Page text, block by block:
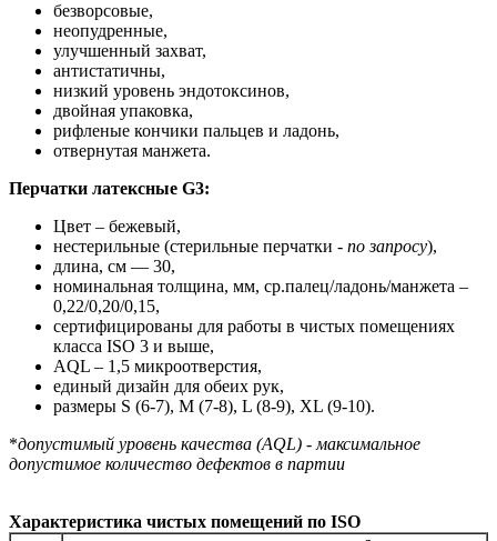
безворсовые,
неопудренные,
улучшенный захват,
антистатичны,
низкий уровень эндотоксинов,
двойная упаковка,
рифленые кончики пальцев и ладонь,
отвернутая манжета.
Перчатки латексные G3:
Цвет – бежевый,
нестерильные (стерильные перчатки - по запросу),
длина, см — 30,
номинальная толщина, мм, ср.палец/ладонь/манжета –
0,22/0,20/0,15,
сертифицированы для работы в чистых помещениях
класса ISO 3 и выше,
AQL – 1,5 микроотверстия,
единый дизайн для обеих рук,
размеры S (6-7), M (7-8), L (8-9), XL (9-10).
*допустимый уровень качества (AQL) - максимальное
допустимое количество дефектов в партии
Характеристика чистых помещений по ISO